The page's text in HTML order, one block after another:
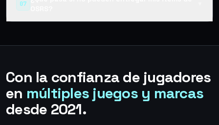
07
OSRS?
Con la confianza de jugadores
en múltiples juegos y marcas
desde 2021.